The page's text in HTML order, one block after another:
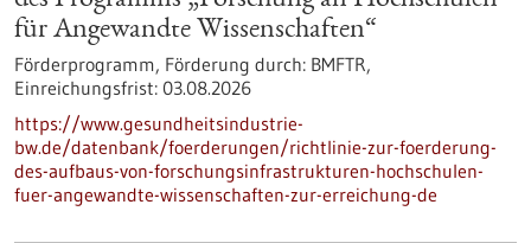
für Angewandte Wissenschaften“
Förderprogramm, Förderung durch: BMFTR,
Einreichungsfrist: 03.08.2026
https://www.gesundheitsindustrie-
bw.de/datenbank/foerderungen/richtlinie-zur-foerderung-
des-aufbaus-von-forschungsinfrastrukturen-hochschulen-
fuer-angewandte-wissenschaften-zur-erreichung-de